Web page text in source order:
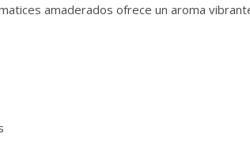
amaderados ofrece un aroma